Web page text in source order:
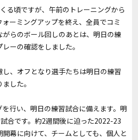
る頃ですが、午前のトレーニングから
ーミングアップを終え、全員でコミ
がらのボール回しのあとは、明日の練
ーの確認をしました。
、オフとなり選手たちは明日の練習
した。
行い、明日の練習試合に備えます。明
合です。約2週間後に迫った2022-23
開幕に向けて、チームとしても、個人と